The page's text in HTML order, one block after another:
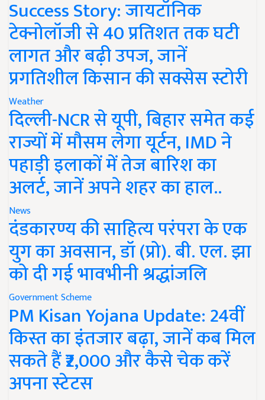
Success Story: जायटॉनिक
टेक्नोलॉजी से 40 प्रतिशत तक घटी
लागत और बढ़ी उपज, जानें
प्रगतिशील किसान की सक्सेस स्टोरी
Weather
दिल्ली-NCR से यूपी, बिहार समेत कई
राज्यों में मौसम लेगा यूर्टन, IMD ने
पहाड़ी इलाकों में तेज बारिश का
अलर्ट, जानें अपने शहर का हाल..
News
दंडकारण्य की साहित्य परंपरा के एक
युग का अवसान, डॉ (प्रो). बी. एल. झा
को दी गई भावभीनी श्रद्धांजलि
Government Scheme
PM Kisan Yojana Update: 24वीं
किस्त का इंतजार बढ़ा, जानें कब मिल
सकते हैं ₹2,000 और कैसे चेक करें
अपना स्टेटस